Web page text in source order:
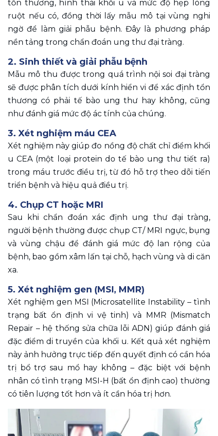
tổn thương, hình thái khối u và mức độ hẹp lòng
ruột nếu có, đồng thời lấy mẫu mô tại vùng nghi
ngờ để làm giải phẫu bệnh. Đây là phương pháp
nền tảng trong chẩn đoán ung thư đại tràng.
2. Sinh thiết và giải phẫu bệnh
Mẫu mô thu được trong quá trình nội soi đại tràng
sẽ được phân tích dưới kính hiển vi để xác định tổn
thương có phải tế bào ung thư hay không, cũng
như đánh giá mức độ ác tính của chúng.
3. Xét nghiệm máu CEA
Xét nghiệm này giúp đo nồng độ chất chỉ điểm khối
u CEA (một loại protein do tế bào ung thư tiết ra)
trong máu trước điều trị, từ đó hỗ trợ theo dõi tiến
triển bệnh và hiệu quả điều trị.
4. Chụp CT hoặc MRI
Sau khi chẩn đoán xác định ung thư đại tràng,
người bệnh thường được chụp CT/ MRI ngực, bụng
và vùng chậu để đánh giá mức độ lan rộng của
bệnh, bao gồm xâm lấn tại chỗ, hạch vùng và di căn
xa.
5. Xét nghiệm gen (MSI, MMR)
Xét nghiệm gen MSI (Microsatellite Instability – tình
trạng bất ổn định vi vệ tinh) và MMR (Mismatch
Repair – hệ thống sửa chữa lỗi ADN) giúp đánh giá
đặc điểm di truyền của khối u. Kết quả xét nghiệm
này ảnh hưởng trực tiếp đến quyết định có cần hóa
trị bổ trợ sau mổ hay không – đặc biệt với bệnh
nhân có tình trạng MSI-H (bất ổn định cao) thường
có tiên lượng tốt hơn và ít cần hóa trị hơn.